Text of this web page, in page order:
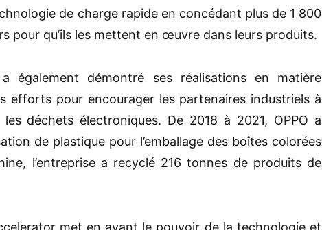
de charge rapide en concédant plus de 1 800
pour qu’ils les mettent en œuvre dans leurs produits.
également démontré ses réalisations en matière
efforts pour encourager les partenaires industriels à
déchets électroniques. De 2018 à 2021, OPPO a
de plastique pour l’emballage des boîtes colorées
l’entreprise a recyclé 216 tonnes de produits de
met en avant le pouvoir de la technologie et